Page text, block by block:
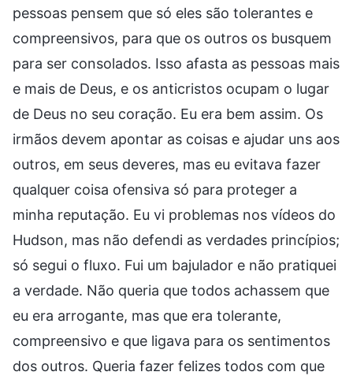
pessoas pensem que só eles são tolerantes e
compreensivos, para que os outros os busquem
para ser consolados. Isso afasta as pessoas mais
e mais de Deus, e os anticristos ocupam o lugar
de Deus no seu coração. Eu era bem assim. Os
irmãos devem apontar as coisas e ajudar uns aos
outros, em seus deveres, mas eu evitava fazer
qualquer coisa ofensiva só para proteger a
minha reputação. Eu vi problemas nos vídeos do
Hudson, mas não defendi as verdades princípios;
só segui o fluxo. Fui um bajulador e não pratiquei
a verdade. Não queria que todos achassem que
eu era arrogante, mas que era tolerante,
compreensivo e que ligava para os sentimentos
dos outros. Queria fazer felizes todos com que